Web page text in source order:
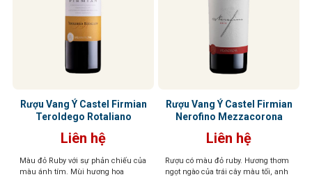
Rượu Vang Ý Castel Firmian
Teroldego Rotaliano
Liên hệ
Màu đỏ Ruby với sự phản chiếu của
màu ánh tím. Mùi hương hoa
Rượu Vang Ý Castel Firmian
Nerofino Mezzacorona
Liên hệ
Rượu có màu đỏ ruby. Hương thơm
ngọt ngào của trái cây màu tối, anh